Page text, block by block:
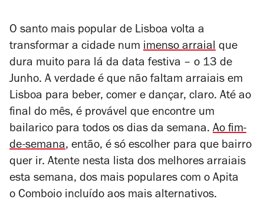
O santo mais popular de Lisboa volta a
transformar a cidade num imenso arraial que
dura muito para lá da data festiva – o 13 de
Junho. A verdade é que não faltam arraiais em
Lisboa para beber, comer e dançar, claro. Até ao
final do mês, é provável que encontre um
bailarico para todos os dias da semana. Ao fim-
de-semana, então, é só escolher para que bairro
quer ir. Atente nesta lista dos melhores arraiais
esta semana, dos mais populares com o Apita
o Comboio incluído aos mais alternativos.